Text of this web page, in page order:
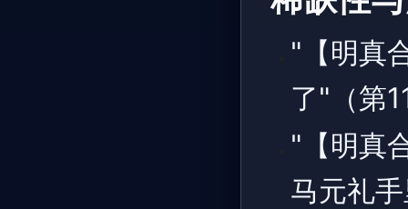
"【明真
了"（第
"【明真
马元礼